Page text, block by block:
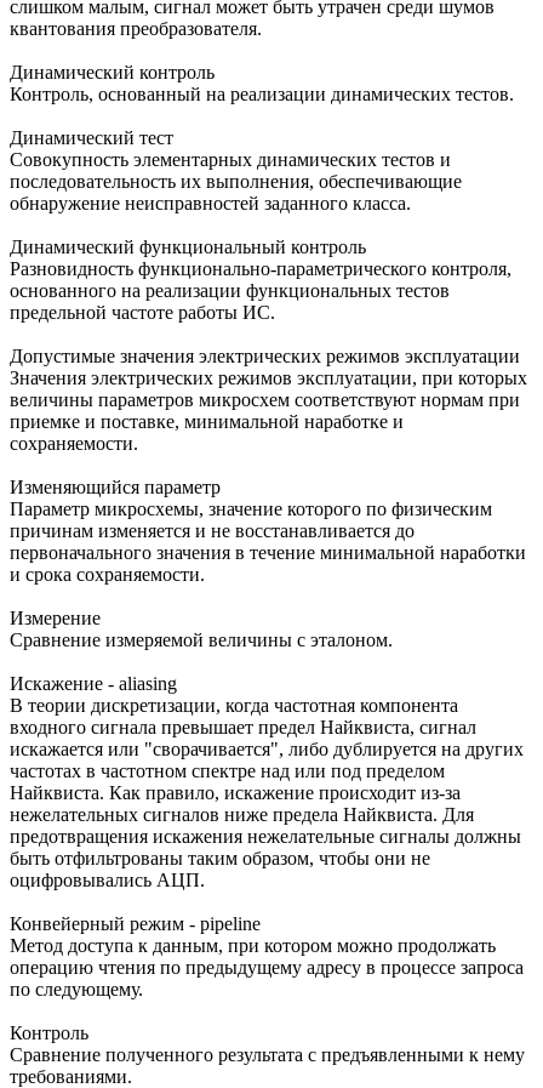
слишком малым, сигнал может быть утрачен среди шумов
квантования преобразователя.
Динамический контроль
Контроль, основанный на реализации динамических тестов.
Динамический тест
Совокупность элементарных динамических тестов и
последовательность их выполнения, обеспечивающие
обнаружение неисправностей заданного класса.
Динамический функциональный контроль
Разновидность функционально-параметрического контроля,
основанного на реализации функциональных тестов
предельной частоте работы ИС.
Допустимые значения электрических режимов эксплуатации
Значения электрических режимов эксплуатации, при которых
величины параметров микросхем соответствуют нормам при
приемке и поставке, минимальной наработке и
сохраняемости.
Изменяющийся параметр
Параметр микросхемы, значение которого по физическим
причинам изменяется и не восстанавливается до
первоначального значения в течение минимальной наработки
и срока сохраняемости.
Измерение
Cравнение измеряемой величины с эталоном.
Искажение - aliasing
В теории дискретизации, когда частотная компонента
входного сигнала превышает предел Найквиста, сигнал
искажается или "сворачивается", либо дублируется на других
частотах в частотном спектре над или под пределом
Найквиста. Как правило, искажение происходит из-за
нежелательных сигналов ниже предела Найквиста. Для
предотвращения искажения нежелательные сигналы должны
быть отфильтрованы таким образом, чтобы они не
оцифровывались АЦП.
Конвейерный режим - pipeline
Метод доступа к данным, при котором можно продолжать
операцию чтения по предыдущему адресу в процессе запроса
по следующему.
Контроль
Cравнение полученного результата с предъявленными к нему
требованиями.